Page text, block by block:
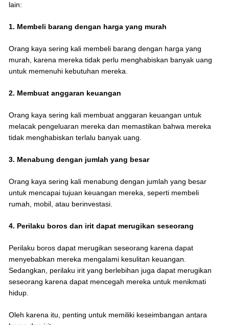
lain:
1. Membeli barang dengan harga yang murah
Orang kaya sering kali membeli barang dengan harga yang
murah, karena mereka tidak perlu menghabiskan banyak uang
untuk memenuhi kebutuhan mereka.
2. Membuat anggaran keuangan
Orang kaya sering kali membuat anggaran keuangan untuk
melacak pengeluaran mereka dan memastikan bahwa mereka
tidak menghabiskan terlalu banyak uang.
3. Menabung dengan jumlah yang besar
Orang kaya sering kali menabung dengan jumlah yang besar
untuk mencapai tujuan keuangan mereka, seperti membeli
rumah, mobil, atau berinvestasi.
4. Perilaku boros dan irit dapat merugikan seseorang
Perilaku boros dapat merugikan seseorang karena dapat
menyebabkan mereka mengalami kesulitan keuangan.
Sedangkan, perilaku irit yang berlebihan juga dapat merugikan
seseorang karena dapat mencegah mereka untuk menikmati
hidup.
Oleh karena itu, penting untuk memiliki keseimbangan antara